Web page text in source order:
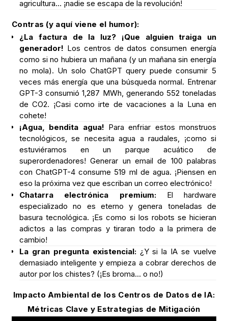
agricultura… ¡nadie se escapa de la revolución!
Contras (y aquí viene el humor):
¿La factura de la luz? ¡Que alguien traiga un
generador! Los centros de datos consumen energía
como si no hubiera un mañana (y un mañana sin energía
no mola). Un solo ChatGPT query puede consumir 5
veces más energía que una búsqueda normal. Entrenar
GPT-3 consumió 1,287 MWh, generando 552 toneladas
de CO2. ¡Casi como irte de vacaciones a la Luna en
cohete!
¡Agua, bendita agua! Para enfriar estos monstruos
tecnológicos, se necesita agua a raudales, ¡como si
estuviéramos en un parque acuático de
superordenadores! Generar un email de 100 palabras
con ChatGPT-4 consume 519 ml de agua. ¡Piensen en
eso la próxima vez que escriban un correo electrónico!
Chatarra electrónica premium:El hardware
especializado no es eterno y genera toneladas de
basura tecnológica. ¡Es como si los robots se hicieran
adictos a las compras y tiraran todo a la primera de
cambio!
La gran pregunta existencial:¿Y si la IA se vuelve
demasiado inteligente y empieza a cobrar derechos de
autor por los chistes? (¡Es broma… o no!)
Impacto Ambiental de los Centros de Datos de IA:
Métricas Clave y Estrategias de Mitigación